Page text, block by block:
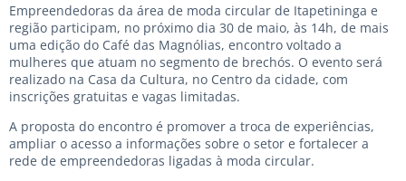
Empreendedoras da área de moda circular de Itapetininga e
região participam, no próximo dia 30 de maio, às 14h, de mais
uma edição do Café das Magnólias, encontro voltado a
mulheres que atuam no segmento de brechós. O evento será
realizado na Casa da Cultura, no Centro da cidade, com
inscrições gratuitas e vagas limitadas.
A proposta do encontro é promover a troca de experiências,
ampliar o acesso a informações sobre o setor e fortalecer a
rede de empreendedoras ligadas à moda circular.